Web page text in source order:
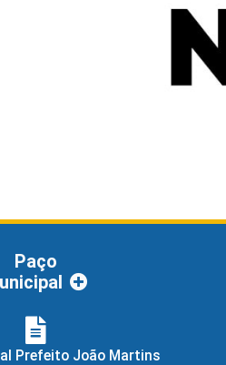
Paço
Prefeito João Martins